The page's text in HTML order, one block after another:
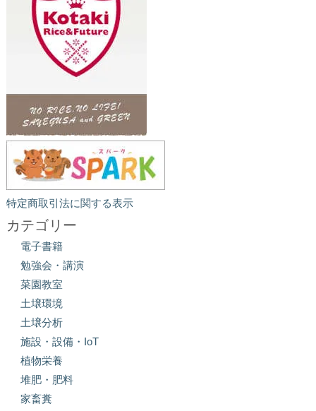
特定商取引法に関する表示
カテゴリー
電子書籍
勉強会・講演
菜園教室
土壌環境
土壌分析
施設・設備・IoT
植物栄養
堆肥・肥料
家畜糞